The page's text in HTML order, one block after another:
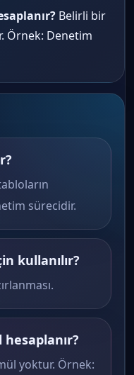
Belirli bir
Örnek: Denetim
sürecidir.
kullanılır?
hesaplanır?
yoktur. Örnek: